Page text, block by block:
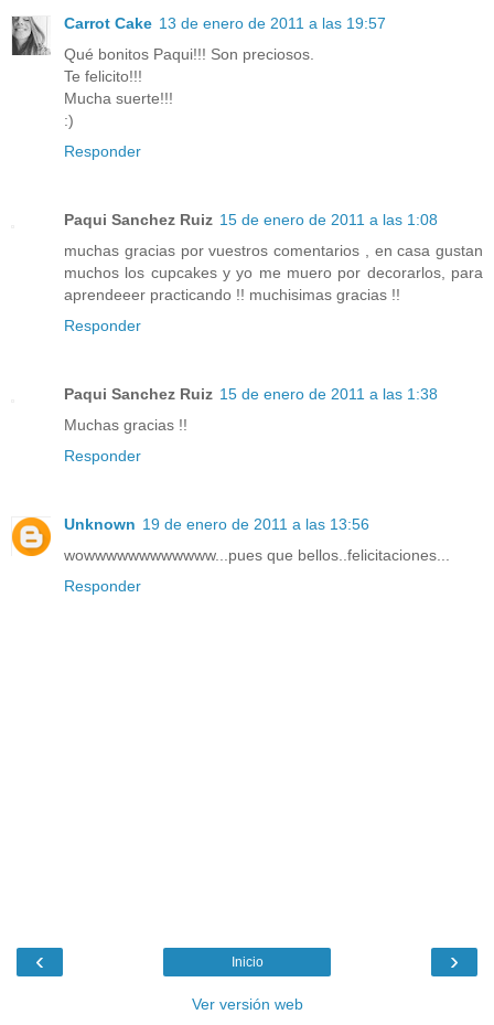
Carrot Cake 13 de enero de 2011 a las 19:57
Qué bonitos Paqui!!! Son preciosos.
Te felicito!!!
Mucha suerte!!!
:)
Responder
Paqui Sanchez Ruiz 15 de enero de 2011 a las 1:08
muchas gracias por vuestros comentarios , en casa gustan
muchos los cupcakes y yo me muero por decorarlos, para
aprendeeer practicando !! muchisimas gracias !!
Responder
Paqui Sanchez Ruiz 15 de enero de 2011 a las 1:38
Muchas gracias !!
Responder
Unknown 19 de enero de 2011 a las 13:56
wowwwwwwwwwwww...pues que bellos..felicitaciones...
Responder
‹ ›
Inicio
Ver versión web